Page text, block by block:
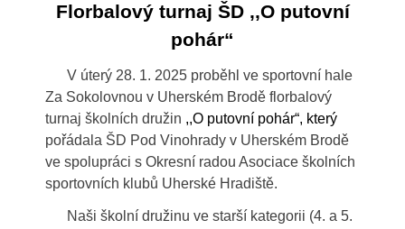
Florbalový turnaj ŠD ,,O putovní
pohár“
V úterý 28. 1. 2025 proběhl ve sportovní hale
Za Sokolovnou v Uherském Brodě florbalový
turnaj školních družin ,,O putovní pohár“, který
pořádala ŠD Pod Vinohrady v Uherském Brodě
ve spolupráci s Okresní radou Asociace školních
sportovních klubů Uherské Hradiště.
Naši školní družinu ve starší kategorii (4. a 5.